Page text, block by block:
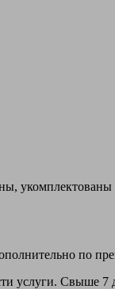
по
услуги. Свыше 7